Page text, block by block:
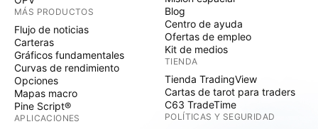
MÁS PRODUCTOS
Flujo de noticias
Carteras
Gráficos fundamentales
Curvas de rendimiento
Opciones
Mapas macro
Pine Script®
APLICACIONES
Blog
Centro de ayuda
Ofertas de empleo
Kit de medios
TIENDA
Tienda TradingView
Cartas de tarot para traders
C63 TradeTime
POLÍTICAS Y SEGURIDAD